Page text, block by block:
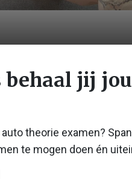
behaal jij
theorie examen?
te mogen doen én